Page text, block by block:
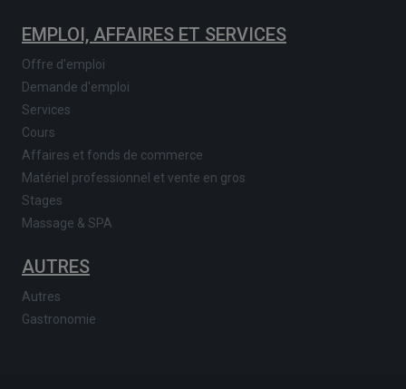
EMPLOI, AFFAIRES ET SERVICES
Offre d'emploi
Demande d'emploi
Services
Cours
Affaires et fonds de commerce
Matériel professionnel et vente en gros
Stages
Massage & SPA
AUTRES
Autres
Gastronomie